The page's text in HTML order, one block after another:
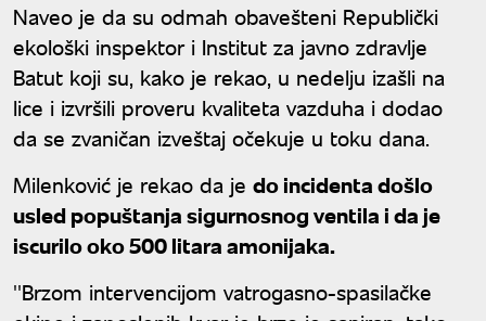
Naveo je da su odmah obavešteni Republički
ekološki inspektor i Institut za javno zdravlje
Batut koji su, kako je rekao, u nedelju izašli na
lice i izvršili proveru kvaliteta vazduha i dodao
da se zvaničan izveštaj očekuje u toku dana.
Milenković je rekao da je do incidenta došlo
usled popuštanja sigurnosnog ventila i da je
iscurilo oko 500 litara amonijaka.
''Brzom intervencijom vatrogasno-spasilačke